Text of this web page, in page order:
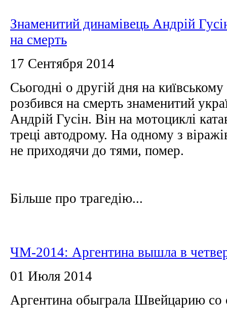
Знаменитий динамівець Андрій
на смерть
17 Сентября 2014
Сьогодні о другій дня на
розбився на смерть знаменитий
Андрій Гусін. Він на мотоциклі
треці автодрому. На одному з
не приходячи до тями, помер.
Більше про трагедію...
ЧМ-2014: Аргентина вышла в
01 Июля 2014
Аргентина обыграла Швейцарию